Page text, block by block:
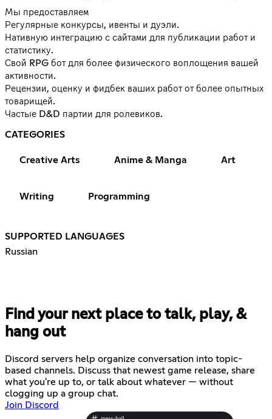
Мы предоставляем
Регулярные конкурсы, ивенты и дуэли.
Нативную интеграцию с сайтами для публикации работ и
статистику.
Свой RPG бот для более физического воплощения вашей
активности.
Рецензии, оценку и фидбек ваших работ от более опытных
товарищей.
Частые D&D партии для ролевиков.
CATEGORIES
Creative Arts Anime & Manga Art
Writing Programming
SUPPORTED LANGUAGES
Russian
Find your next place to talk, play, &
hang out
Discord servers help organize conversation into topic-
based channels. Discuss that newest game release, share
what you're up to, or talk about whatever — without
clogging up a group chat.
Join Discord